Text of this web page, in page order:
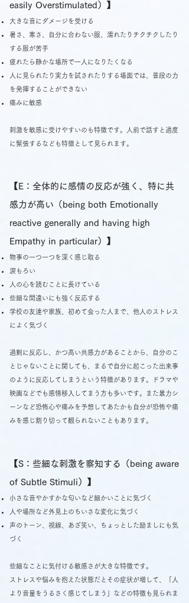
easily Overstimulated）】
大きな音にダメージを受ける
暑さ、寒さ、自分に合わない服、濡れたりチクチクしたり
する服が苦手
疲れたら静かな場所で一人になりたくなる
人に見られたり実力を試されたりする場面では、普段の力
を発揮することができない
痛みに敏感
刺激を敏感に受けやすいのも特徴です。人前で話すと過度
に緊張するなども特徴として見られます。
【E：全体的に感情の反応が強く、特に共
感力が高い（being both Emotionally
reactive generally and having high
Empathy in particular）】
物事の一つ一つを深く感じ取る
涙もろい
人の心を読むことに長けている
些細な間違いにも強く反応する
学校の友達や家族、初めて会った人まで、他人のストレス
によく気づく
過剰に反応し、かつ高い共感力があることから、自分のこ
とじゃないことに関しても、まるで自分に起こった出来事
のように反応してしまうという特徴があります。ドラマや
映画などでも感情移入してまう方も多いです。また暴力シ
ーンなど恐怖心や痛みを予想してあたかも自分が恐怖や痛
みを感じ割り切って観られないこともあります。
【S：些細な刺激を察知する（being aware
of Subtle Stimuli）】
小さな音やかすかな匂いなど細かいことに気づく
人や場所など外見上のちいさな変化に気づく
声のトーン、視線、あざ笑い、ちょっとした励ましにも気
づく
些細なことに気付ける敏感さが大きな特徴です。
ストレスや悩みを抱えた状態だとその症状が増して、「人
より音量をうるさく感じてしまう」などの特徴も見られま